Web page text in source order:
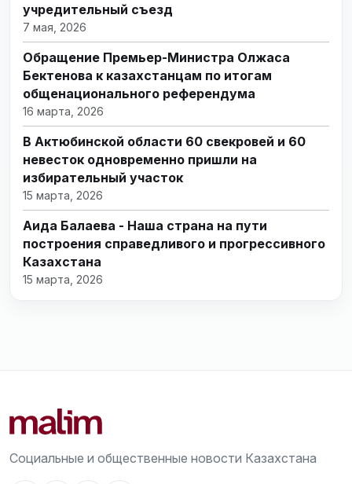
учредительный съезд
7 мая, 2026
Обращение Премьер-Министра Олжаса
Бектенова к казахстанцам по итогам
общенационального референдума
16 марта, 2026
В Актюбинской области 60 свекровей и 60
невесток одновременно пришли на
избирательный участок
15 марта, 2026
Аида Балаева - Наша страна на пути
построения справедливого и прогрессивного
Казахстана
15 марта, 2026
Социальные и общественные новости Казахстана